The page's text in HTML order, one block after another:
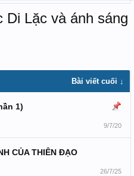
Lặc và ánh sáng
Bài viết cuối ↓
1)
9/7/20
CỦA THIÊN ĐẠO
26/7/25